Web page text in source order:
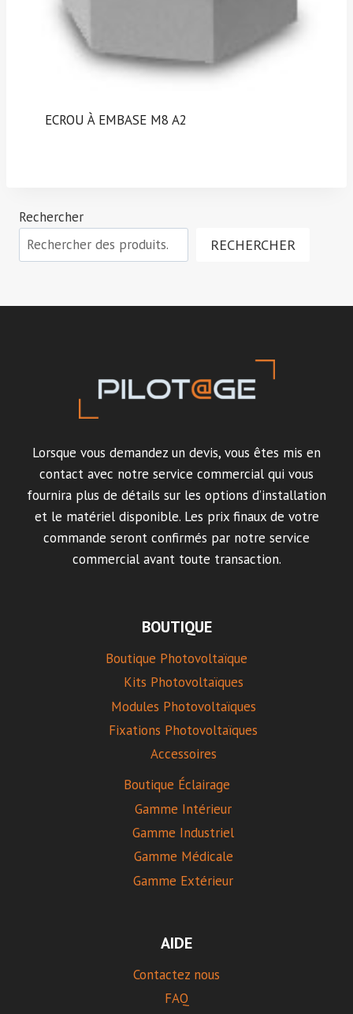
ECROU À EMBASE M8 A2
Rechercher
RECHERCHER
Lorsque vous demandez un devis, vous êtes mis en
contact avec notre service commercial qui vous
fournira plus de détails sur les options d’installation
et le matériel disponible. Les prix finaux de votre
commande seront confirmés par notre service
commercial avant toute transaction.
BOUTIQUE
Boutique Photovoltaïque
Kits Photovoltaïques
Modules Photovoltaïques
Fixations Photovoltaïques
Accessoires
Boutique Éclairage
Gamme Intérieur
Gamme Industriel
Gamme Médicale
Gamme Extérieur
AIDE
Contactez nous
FAQ